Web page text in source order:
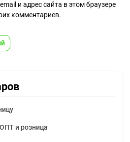
и адрес сайта в этом браузере
комментариев.
и розница